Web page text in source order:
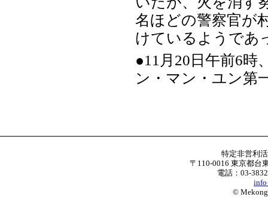
名ほどの警察官が
けているようであ
●11月20日午前6時
ン・マン・ユン第
特定非営利
〒110-0016 東京都台
電話：03-
info
© Mekong